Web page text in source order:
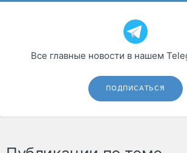
Все главные новости в нашем
ПОДПИСАТЬСЯ